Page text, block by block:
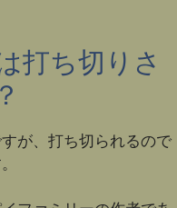
打ち切りさ
が、打ち切られるので